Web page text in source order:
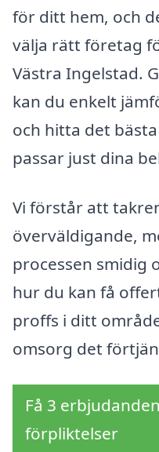
för ditt hem, och
välja rätt företag
Västra Ingelstad.
kan du enkelt
och hitta det
passar just dina
Vi förstår att
överväldigande,
processen smidig
hur du kan få
proffs i ditt
omsorg det
Få 3
förpliktelser